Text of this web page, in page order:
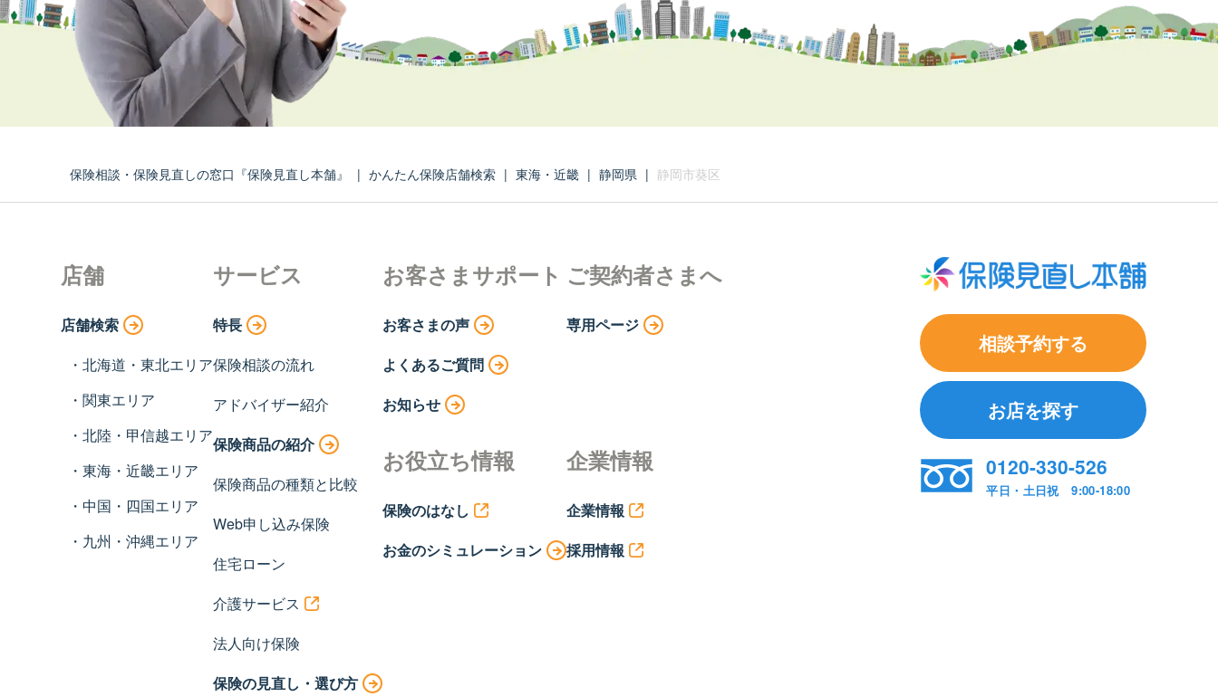
保険相談・保険見直しの窓口『保険見直し本舗』 | かんたん保険店舗検索 | 東海・近畿 | 静岡県 | 静岡市葵区
相談予約する
お店を探す
0120-330-526
平日・土日祝 9:00-18:00
店舗
店舗検索
北海道・東北エリア
関東エリア
北陸・甲信越エリア
東海・近畿エリア
中国・四国エリア
九州・沖縄エリア
サービス
特長
保険相談の流れ
アドバイザー紹介
保険商品の紹介
保険商品の種類と比較
Web申し込み保険
住宅ローン
介護サービス
法人向け保険
保険の見直し・選び方
お客さまサポート
お客さまの声
よくあるご質問
お知らせ
お役立ち情報
保険のはなし
お金のシミュレーション
ご契約者さまへ
専用ページ
企業情報
企業情報
採用情報